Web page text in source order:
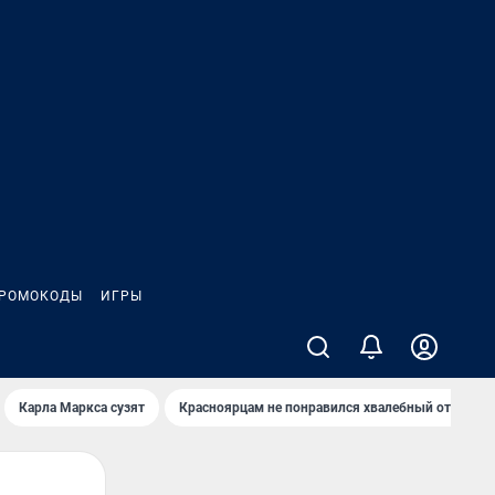
ИГРЫ
Карла Маркса сузят Красноярцам не понравился хвалебный отзыв о